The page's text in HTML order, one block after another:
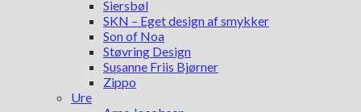
Siersbøl
SKN – Eget design af smykker
Son of Noa
Støvring Design
Susanne Friis Bjørner
Zippo
Ure